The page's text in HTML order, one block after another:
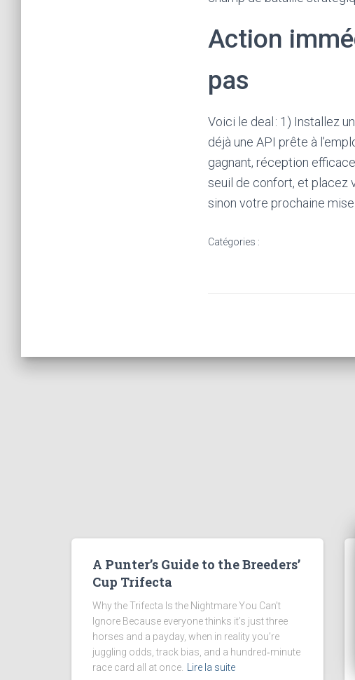
r
n
o
t
e
s
i
m
l
u
n
g
Action
pas
Voici le deal : 1) Installez
déjà une API prête à
gagnant, réception
seuil de confort, et placez
sinon votre prochaine
Catégories :
A Punter’s Guide to the Breeders’
Cup Trifecta
Why the Trifecta Is the Nightmare You Can’t
Ignore Because everyone thinks it’s just three
horses and a payday, when in reality you’re
juggling odds, track bias, and a hundred‑minute
race card all at once.
Lire la suite